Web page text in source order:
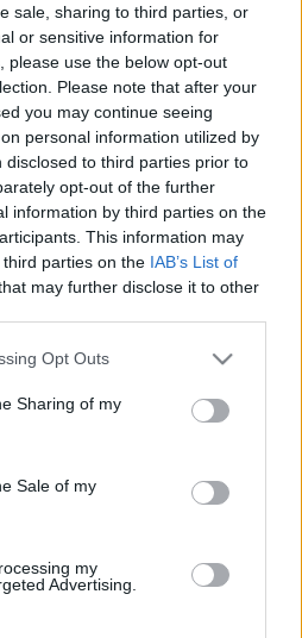
sale, sharing to third parties, or
or sensitive information for
please use the below opt-out
Please note that after your
you may continue seeing
personal information utilized by
to third parties prior to
opt-out of the further
information by third parties on the
This information may
parties on the IAB’s List of
may further disclose it to other
app uses one or more Google
behaviour. You may click to
and its third-party tags to
purposes in below Google
Opt Outs
Sharing of my
Sale of my
my
Advertising.
#stroke#rákbetegség
#herpesz